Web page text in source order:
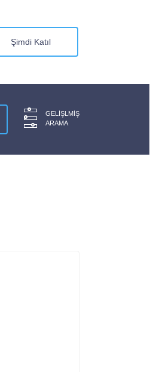
Şimdi Katıl
GELIŞLMIŞ
ARAMA